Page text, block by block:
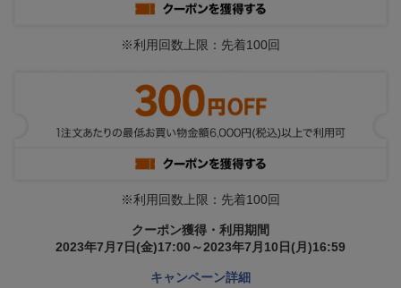
※利用回数上限：先着100回
※利用回数上限：先着100回
クーポン獲得・利用期間
2023年7月7日(金)17:00～2023年7月10日(月)16:59
キャンペーン詳細